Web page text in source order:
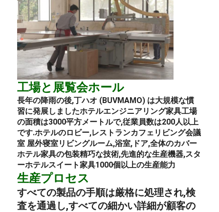
工場と展覧会ホール
長年の降雨の後,丁ハオ (BUVMAMO) は大規模な慣
習に発展しましたホテルエンジニアリング家具工場
の面積は3000平方メートルで,従業員数は200人以上
です.ホテルのロビー,レストランカフェ リビング会議
室 屋外寝室リビングルーム,浴室,ドア,全体のカバー
ホテル家具の包装精巧な技術,先進的な生産機器,スタ
ーホテルスイート家具1000個以上の生産能力
生産プロセス
すべての製品の手順は厳格に処理され,検
査を通過し,すべての細かい詳細が顧客の